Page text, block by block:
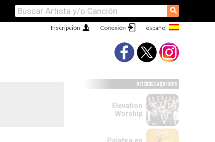
⚲
Conexión
Inscripción
Artistas Sugeridos
Elevation
Worship